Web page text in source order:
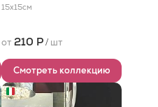
15x15см
от 210 Р/ шт
Смотреть коллекцию